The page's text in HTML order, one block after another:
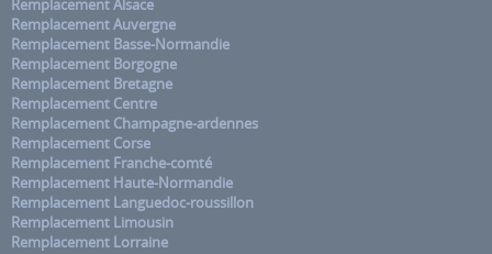
Remplacement Alsace
Remplacement Auvergne
Remplacement Basse-Normandie
Remplacement Borgogne
Remplacement Bretagne
Remplacement Centre
Remplacement Champagne-ardennes
Remplacement Corse
Remplacement Franche-comté
Remplacement Haute-Normandie
Remplacement Languedoc-roussillon
Remplacement Limousin
Remplacement Lorraine